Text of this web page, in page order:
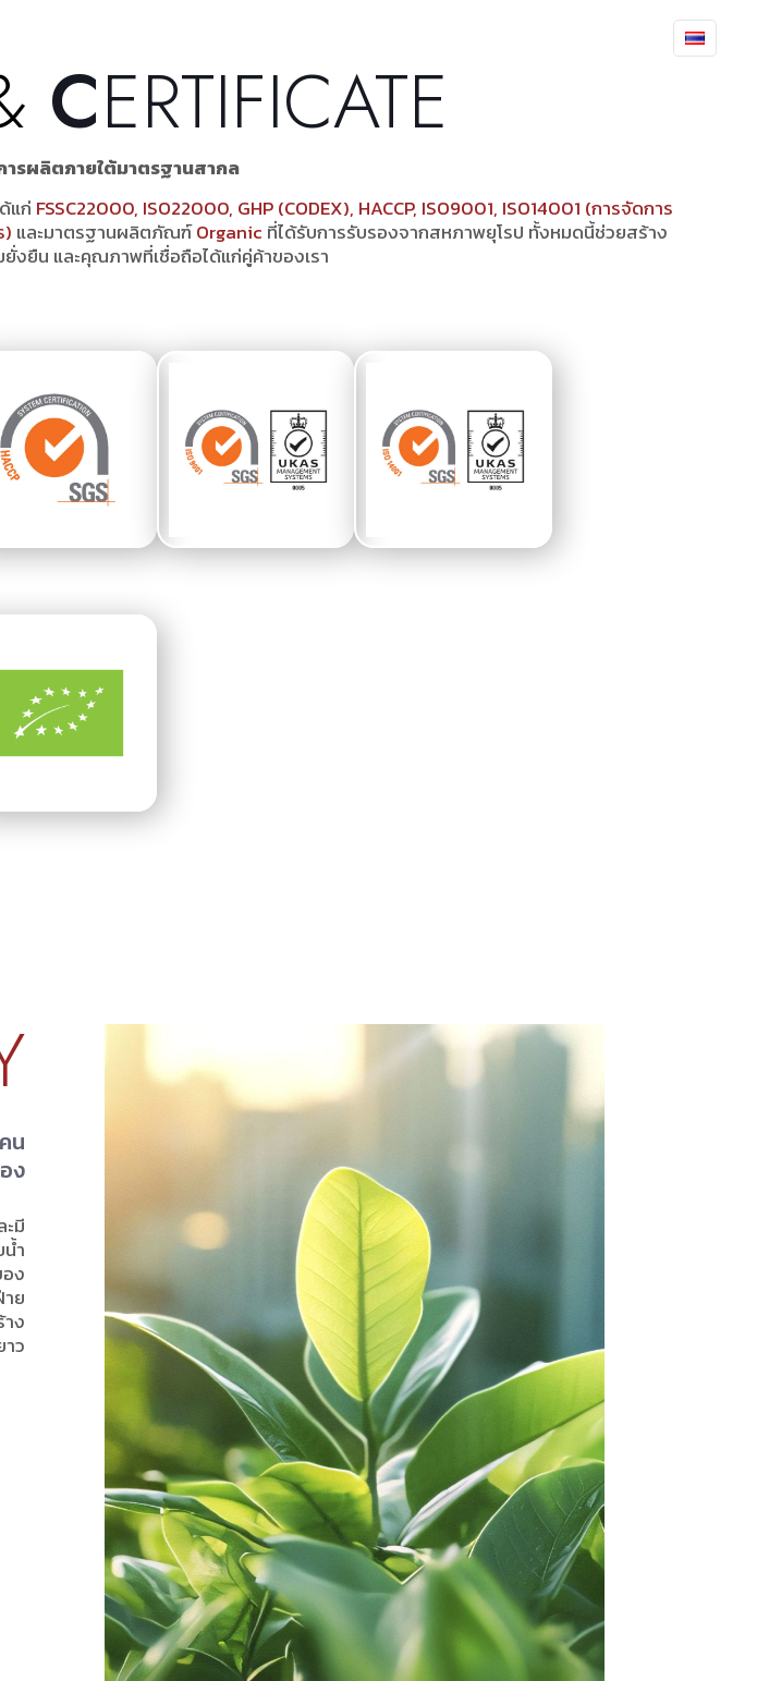
CERTIFICATE
รผลิตภายใต้มาตรฐานสากล
แก่ FSSC22000, ISO22000, GHP (CODEX), HACCP, ISO9001, ISO14001 (การจัดการ
) และมาตรฐานผลิตภัณฑ์Organic ที่ได้รับการรับรองจากสหภาพยุโรป ทั้งหมดนี้ช่วยสร้าง
งยืน และคุณภาพที่เชื่อถือได้แก่คู่ค้าของเรา
น
ง
มี
ำ
ง
ย
ง
ว